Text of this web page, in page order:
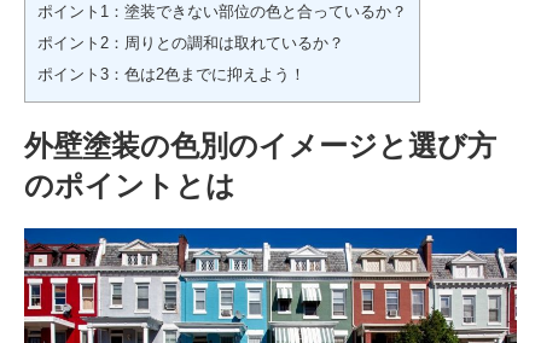
ポイント1：塗装できない部位の色と合っているか？
ポイント2：周りとの調和は取れているか？
ポイント3：色は2色までに抑えよう！
外壁塗装の色別のイメージと選び方
のポイントとは